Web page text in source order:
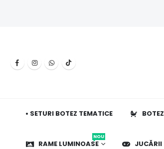
• SETURI BOTEZ TEMATICE BOTEZ
RAME LUMINOASE
NOU
JUCĂRII